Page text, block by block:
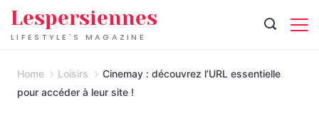
Skip
toLIFESTYLE'S MAGAZINE
Lespersiennes
Home Loisirs
Cinemay : découvrez l’URL essentielle
pour accéder à leur site !